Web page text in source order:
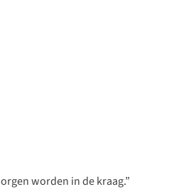
worden in de kraag.”